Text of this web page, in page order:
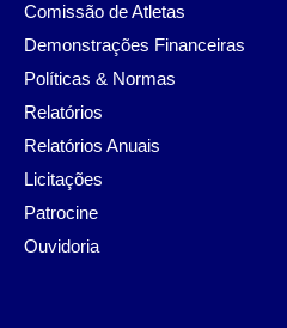
Comissão de Atletas
Demonstrações Financeiras
Políticas & Normas
Relatórios
Relatórios Anuais
Licitações
Patrocine
Ouvidoria